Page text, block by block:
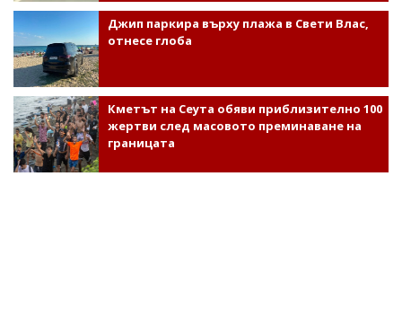
Джип паркира върху плажа в Свети Влас,
отнесе глоба
Кметът на Сеута обяви приблизително 100
жертви след масовото преминаване на
границата